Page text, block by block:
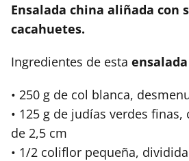
Ensalada china aliñada con
cacahuetes.
Ingredientes de esta
• 250 g de col blanca,
• 125 g de judías verdes
de 2,5 cm
• 1/2 coliflor pequeña,